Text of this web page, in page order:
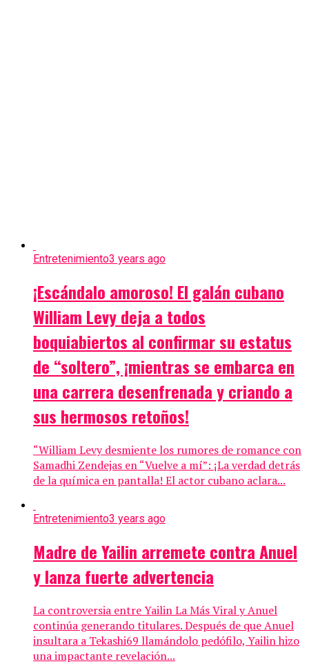
Entretenimiento3 years ago
¡Escándalo amoroso! El galán cubano
William Levy deja a todos
boquiabiertos al confirmar su estatus
de “soltero”, ¡mientras se embarca en
una carrera desenfrenada y criando a
sus hermosos retoños!
“William Levy desmiente los rumores de romance con
Samadhi Zendejas en “Vuelve a mí”: ¡La verdad detrás
de la química en pantalla! El actor cubano aclara...
Entretenimiento3 years ago
Madre de Yailin arremete contra Anuel
y lanza fuerte advertencia
La controversia entre Yailin La Más Viral y Anuel
continúa generando titulares. Después de que Anuel
insultara a Tekashi69 llamándolo pedófilo, Yailin hizo
una impactante revelación...